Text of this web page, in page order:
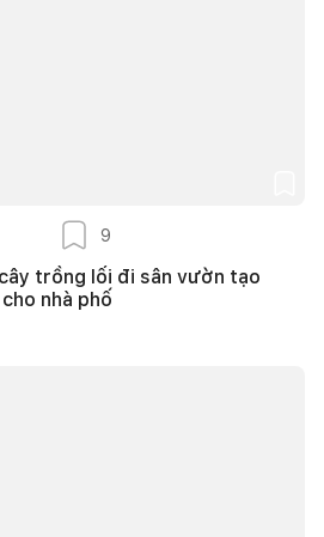
9
trồng lối đi sân vườn tạo
nhà phố